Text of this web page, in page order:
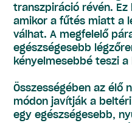
transzpiráció révén. Ez
amikor a fűtés miatt a
válhat. A megfelelő
egészségesebb
kényelmesebbé teszi
Összességében az élő
módon javítják a
egy egészségesebb,